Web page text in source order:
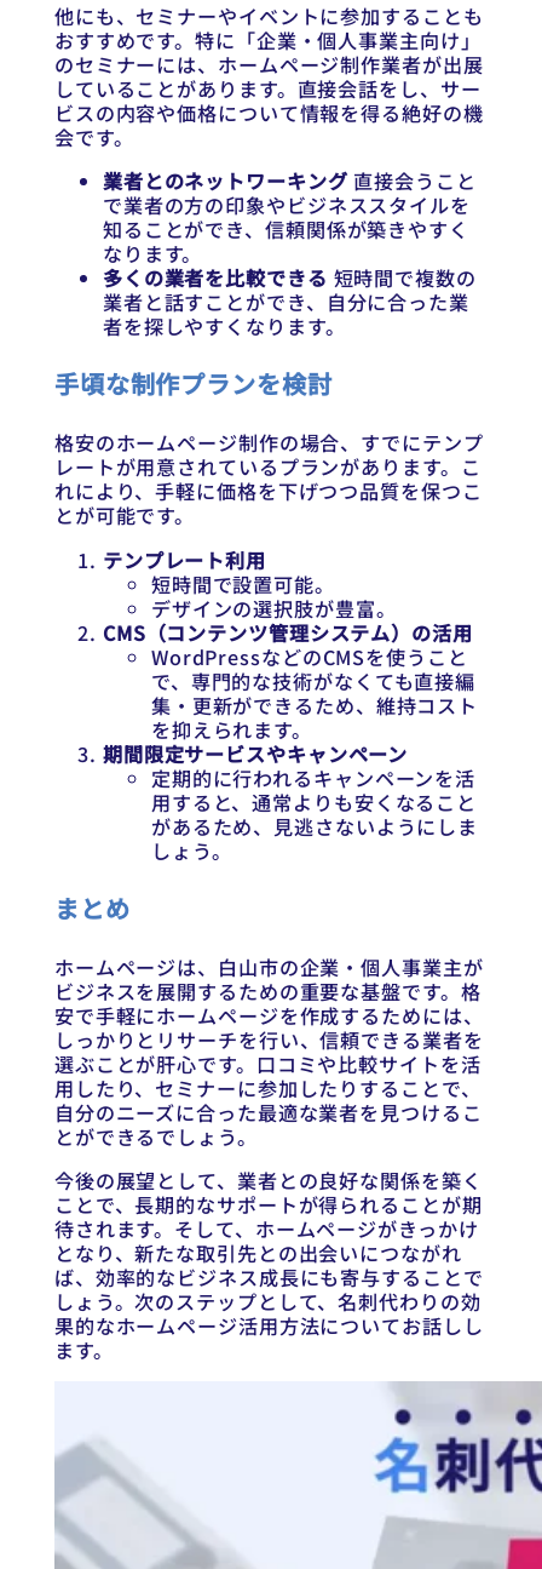
他にも、セミナーやイベントに参加することも
おすすめです。特に「企業・個人事業主向け」
のセミナーには、ホームページ制作業者が出展
していることがあります。直接会話をし、サー
ビスの内容や価格について情報を得る絶好の機
会です。
業者とのネットワーキング直接会うこと
で業者の方の印象やビジネススタイルを
知ることができ、信頼関係が築きやすく
なります。
多くの業者を比較できる 短時間で複数の
業者と話すことができ、自分に合った業
者を探しやすくなります。
手頃な制作プランを検討
格安のホームページ制作の場合、すでにテンプ
レートが用意されているプランがあります。こ
れにより、手軽に価格を下げつつ品質を保つこ
とが可能です。
テンプレート利用
短時間で設置可能。
デザインの選択肢が豊富。
CMS（コンテンツ管理システム）の活用
WordPressなどのCMSを使うこと
で、専門的な技術がなくても直接編
集・更新ができるため、維持コスト
を抑えられます。
期間限定サービスやキャンペーン
定期的に行われるキャンペーンを活
用すると、通常よりも安くなること
があるため、見逃さないようにしま
しょう。
まとめ
ホームページは、白山市の企業・個人事業主が
ビジネスを展開するための重要な基盤です。格
安で手軽にホームページを作成するためには、
しっかりとリサーチを行い、信頼できる業者を
選ぶことが肝心です。口コミや比較サイトを活
用したり、セミナーに参加したりすることで、
自分のニーズに合った最適な業者を見つけるこ
とができるでしょう。
今後の展望として、業者との良好な関係を築く
ことで、長期的なサポートが得られることが期
待されます。そして、ホームページがきっかけ
となり、新たな取引先との出会いにつながれ
ば、効率的なビジネス成長にも寄与することで
しょう。次のステップとして、名刺代わりの効
果的なホームページ活用方法についてお話しし
ます。